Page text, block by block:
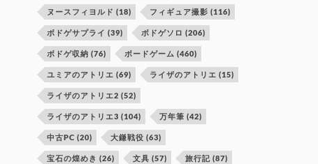
ヌースフィヨルド (18) フィギュア撮影 (116)
ボドゲサプライ (39) ボドゲソロ (206)
ボドゲ収納 (76) ボードゲーム (460)
ユミアのアトリエ (69) ライザのアトリエ (15)
ライザのアトリエ2 (52)
ライザのアトリエ3 (104) 万年筆 (42)
中古PC (20) 大鎌戦役 (63)
宝石の煌めき (26) 文具 (57) 旅行記 (87)